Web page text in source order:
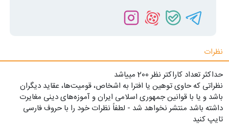
نظرات
حداکثر تعداد کاراکتر نظر 200 ميياشد
نظراتی که حاوی توهین یا افترا به اشخاص، قومیت‌ها، عقاید دیگران
باشد و یا با قوانین جمهوری اسلامی ایران و آموزه‌های دینی مغایرت
داشته باشد منتشر نخواهد شد - لطفاً نظرات خود را با حروف فارسی
تایپ کنید